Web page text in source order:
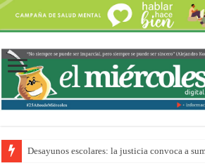
Desayunos escolares: la justicia convoca a
“La Feria en tu Barrio” para agostocon sus